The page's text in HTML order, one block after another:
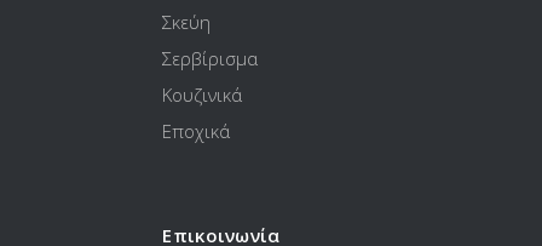
Σκεύη
Σερβίρισμα
Κουζινικά
Εποχικά
Επικοινωνία